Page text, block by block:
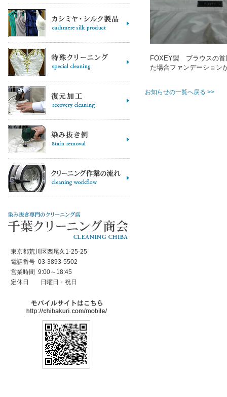
FOXEY製 ブラウスの首
た場合ファンデーショ ン
お知らせの一覧へ戻る >>
東京都荒川区西尾久1-25-25
電話番号 03-3893-5502
営業時間 9:00～18:45
定休日
日曜日・祝日